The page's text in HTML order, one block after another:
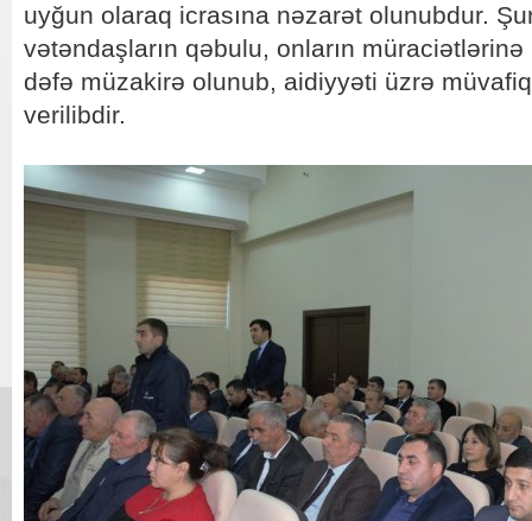
uyğun olaraq icrasına nəzarət olunubdur.
vətəndaşların qəbulu, onların müraciətlərinə
dəfə müzakirə olunub, aidiyyəti üzrə
verilibdir.